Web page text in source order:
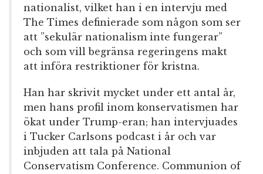
nationalist, vilket han i en intervju med
The Times definierade som någon som ser
att ”sekulär nationalism inte fungerar”
och som vill begränsa regeringens makt
att införa restriktioner för kristna.
Han har skrivit mycket under ett antal år,
men hans profil inom konservatismen har
ökat under Trump-eran; han intervjuades
i Tucker Carlsons podcast i år och var
inbjuden att tala på National
Conservatism Conference. Communion of